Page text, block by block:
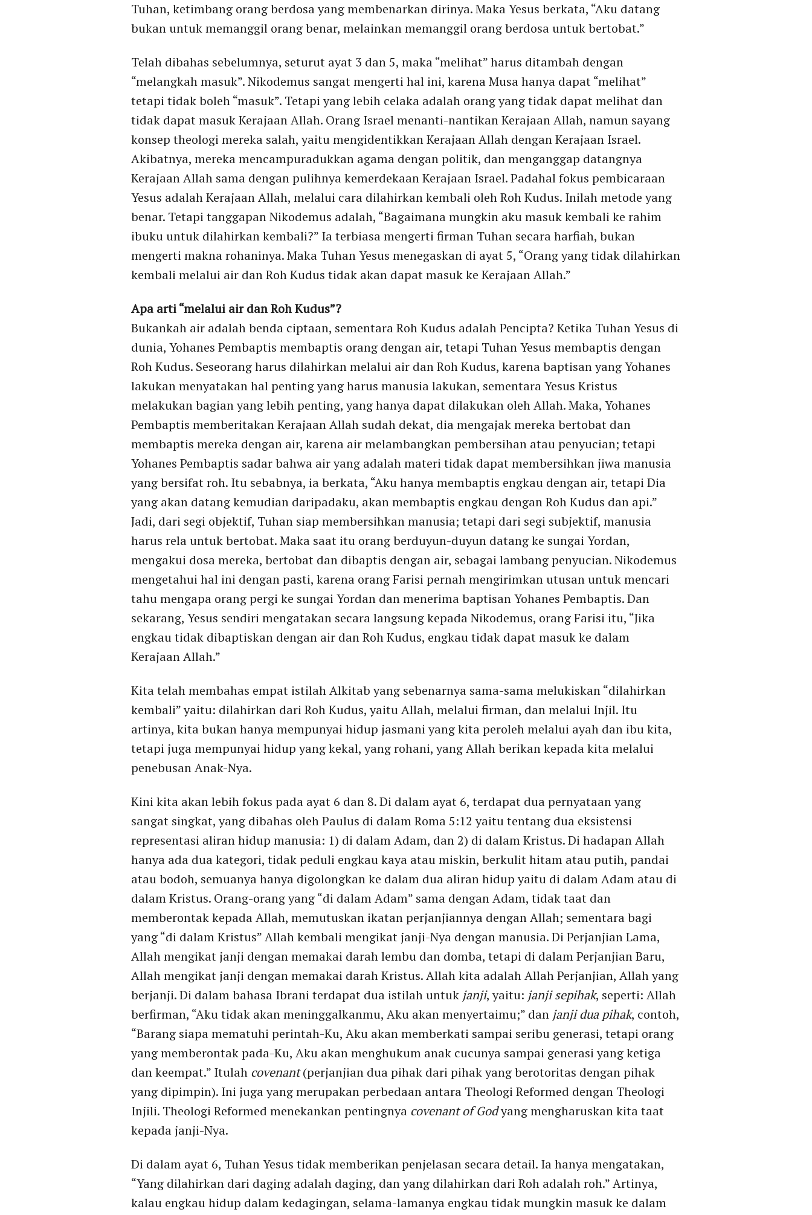
Tuhan, ketimbang orang berdosa yang membenarkan dirinya. Maka Yesus berkata, “Aku datang
bukan untuk memanggil orang benar, melainkan memanggil orang berdosa untuk bertobat.”
Telah dibahas sebelumnya, seturut ayat 3 dan 5, maka “melihat” harus ditambah dengan
“melangkah masuk”. Nikodemus sangat mengerti hal ini, karena Musa hanya dapat “melihat”
tetapi tidak boleh “masuk”. Tetapi yang lebih celaka adalah orang yang tidak dapat melihat dan
tidak dapat masuk Kerajaan Allah. Orang Israel menanti-nantikan Kerajaan Allah, namun sayang
konsep theologi mereka salah, yaitu mengidentikkan Kerajaan Allah dengan Kerajaan Israel.
Akibatnya, mereka mencampuradukkan agama dengan politik, dan menganggap datangnya
Kerajaan Allah sama dengan pulihnya kemerdekaan Kerajaan Israel. Padahal fokus pembicaraan
Yesus adalah Kerajaan Allah, melalui cara dilahirkan kembali oleh Roh Kudus. Inilah metode yang
benar. Tetapi tanggapan Nikodemus adalah, “Bagaimana mungkin aku masuk kembali ke rahim
ibuku untuk dilahirkan kembali?” Ia terbiasa mengerti firman Tuhan secara harfiah, bukan
mengerti makna rohaninya. Maka Tuhan Yesus menegaskan di ayat 5, “Orang yang tidak dilahirkan
kembali melalui air dan Roh Kudus tidak akan dapat masuk ke Kerajaan Allah.”
Apa arti “melalui air dan Roh Kudus”?
Bukankah air adalah benda ciptaan, sementara Roh Kudus adalah Pencipta? Ketika Tuhan Yesus di
dunia, Yohanes Pembaptis membaptis orang dengan air, tetapi Tuhan Yesus membaptis dengan
Roh Kudus. Seseorang harus dilahirkan melalui air dan Roh Kudus, karena baptisan yang Yohanes
lakukan menyatakan hal penting yang harus manusia lakukan, sementara Yesus Kristus
melakukan bagian yang lebih penting, yang hanya dapat dilakukan oleh Allah. Maka, Yohanes
Pembaptis memberitakan Kerajaan Allah sudah dekat, dia mengajak mereka bertobat dan
membaptis mereka dengan air, karena air melambangkan pembersihan atau penyucian; tetapi
Yohanes Pembaptis sadar bahwa air yang adalah materi tidak dapat membersihkan jiwa manusia
yang bersifat roh. Itu sebabnya, ia berkata, “Aku hanya membaptis engkau dengan air, tetapi Dia
yang akan datang kemudian daripadaku, akan membaptis engkau dengan Roh Kudus dan api.”
Jadi, dari segi objektif, Tuhan siap membersihkan manusia; tetapi dari segi subjektif, manusia
harus rela untuk bertobat. Maka saat itu orang berduyun-duyun datang ke sungai Yordan,
mengakui dosa mereka, bertobat dan dibaptis dengan air, sebagai lambang penyucian. Nikodemus
mengetahui hal ini dengan pasti, karena orang Farisi pernah mengirimkan utusan untuk mencari
tahu mengapa orang pergi ke sungai Yordan dan menerima baptisan Yohanes Pembaptis. Dan
sekarang, Yesus sendiri mengatakan secara langsung kepada Nikodemus, orang Farisi itu, “Jika
engkau tidak dibaptiskan dengan air dan Roh Kudus, engkau tidak dapat masuk ke dalam
Kerajaan Allah.”
Kita telah membahas empat istilah Alkitab yang sebenarnya sama-sama melukiskan “dilahirkan
kembali” yaitu: dilahirkan dari Roh Kudus, yaitu Allah, melalui firman, dan melalui Injil. Itu
artinya, kita bukan hanya mempunyai hidup jasmani yang kita peroleh melalui ayah dan ibu kita,
tetapi juga mempunyai hidup yang kekal, yang rohani, yang Allah berikan kepada kita melalui
penebusan Anak-Nya.
Kini kita akan lebih fokus pada ayat 6 dan 8. Di dalam ayat 6, terdapat dua pernyataan yang
sangat singkat, yang dibahas oleh Paulus di dalam Roma 5:12 yaitu tentang dua eksistensi
representasi aliran hidup manusia: 1) di dalam Adam, dan 2) di dalam Kristus. Di hadapan Allah
hanya ada dua kategori, tidak peduli engkau kaya atau miskin, berkulit hitam atau putih, pandai
atau bodoh, semuanya hanya digolongkan ke dalam dua aliran hidup yaitu di dalam Adam atau di
dalam Kristus. Orang-orang yang “di dalam Adam” sama dengan Adam, tidak taat dan
memberontak kepada Allah, memutuskan ikatan perjanjiannya dengan Allah; sementara bagi
yang “di dalam Kristus” Allah kembali mengikat janji-Nya dengan manusia. Di Perjanjian Lama,
Allah mengikat janji dengan memakai darah lembu dan domba, tetapi di dalam Perjanjian Baru,
Allah mengikat janji dengan memakai darah Kristus. Allah kita adalah Allah Perjanjian, Allah yang
berjanji. Di dalam bahasa Ibrani terdapat dua istilah untuk janji, yaitu: janji sepihak, seperti: Allah
berfirman, “Aku tidak akan meninggalkanmu, Aku akan menyertaimu;” dan janji dua pihak, contoh,
“Barang siapa mematuhi perintah-Ku, Aku akan memberkati sampai seribu generasi, tetapi orang
yang memberontak pada-Ku, Aku akan menghukum anak cucunya sampai generasi yang ketiga
dan keempat.” Itulah covenant(perjanjian dua pihak dari pihak yang berotoritas dengan pihak
yang dipimpin). Ini juga yang merupakan perbedaan antara Theologi Reformed dengan Theologi
Injili. Theologi Reformed menekankan pentingnya covenant of Godyang mengharuskan kita taat
kepada janji-Nya.
Di dalam ayat 6, Tuhan Yesus tidak memberikan penjelasan secara detail. Ia hanya mengatakan,
“Yang dilahirkan dari daging adalah daging, dan yang dilahirkan dari Roh adalah roh.” Artinya,
kalau engkau hidup dalam kedagingan, selama-lamanya engkau tidak mungkin masuk ke dalam